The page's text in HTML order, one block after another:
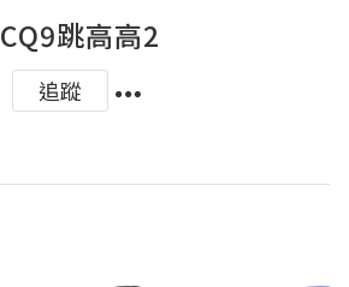
CQ9跳高高2
追蹤